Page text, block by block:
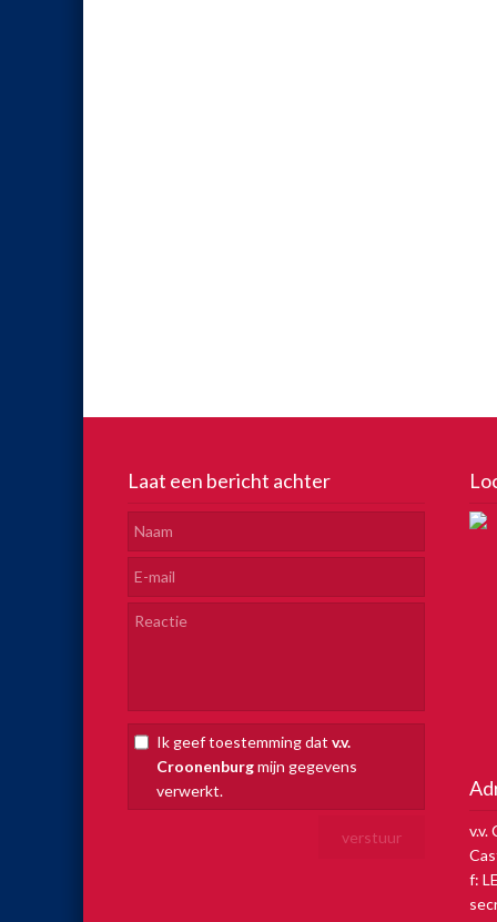
Laat een bericht achter
Ik geef toestemming dat v.v.
Croonenburgmijn gegevens
verwerkt.
v.v.
f: